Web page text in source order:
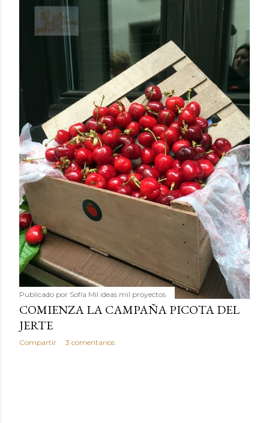
Publicado por Sofía Mil ideas mil proyectos
COMIENZA LA CAMPAÑA PICOTA DEL
JERTE
Compartir 3 comentarios